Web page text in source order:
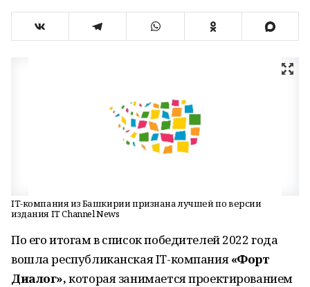
IT-компания из Башкирии признана лучшей по версии
издания IT Channel News
По его итогам в список победителей 2022 года
вошла республиканская IT-компания«Форт
Диалог»,которая занимается проектированием